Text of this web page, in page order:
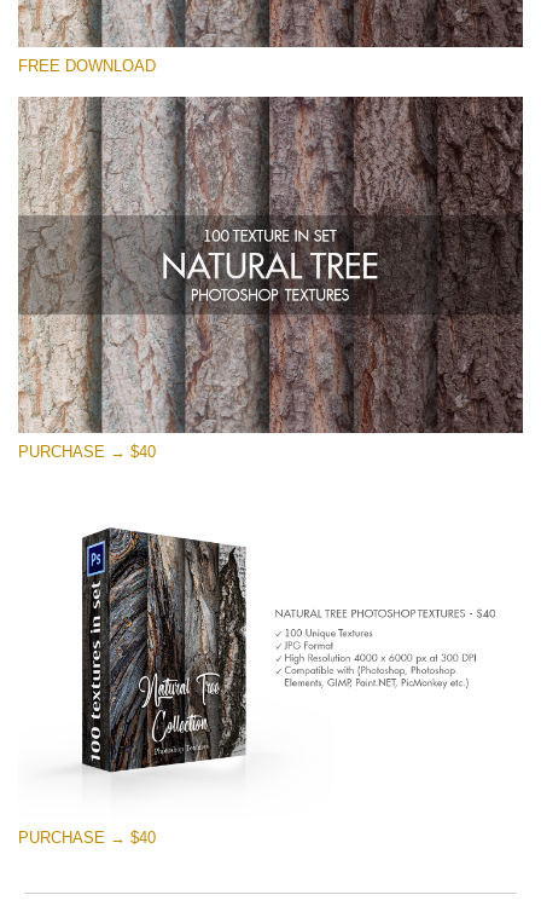
Por favor selecione
Small 800*533px
Natural Tree
(100 Textures)
Large 6000*4000px
Entire Collection
(1783 Overlays)
Large 6000*4000px
Download Grátis
FREE DOWNLOAD
PURCHASE → $40
PURCHASE → $40